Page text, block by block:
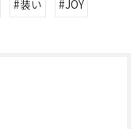
#装い #JOY